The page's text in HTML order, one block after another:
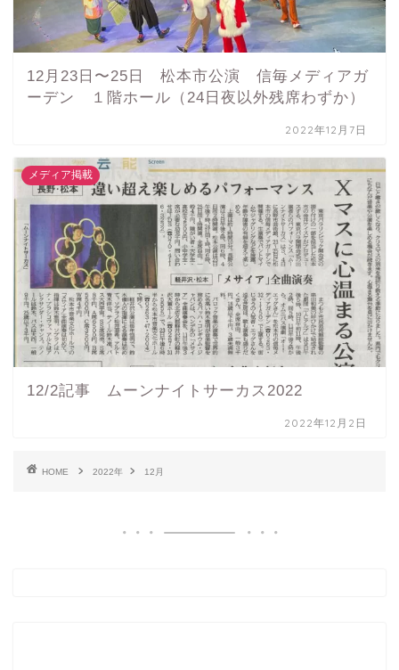
12月23日〜25日 松本市公演 信毎メディアガ
ーデン １階ホール（24日夜以外残席わずか）
2022年12月7日
メディア掲載
12/2記事 ムーンナイトサーカス2022
2022年12月2日
HOME 2022年 12月